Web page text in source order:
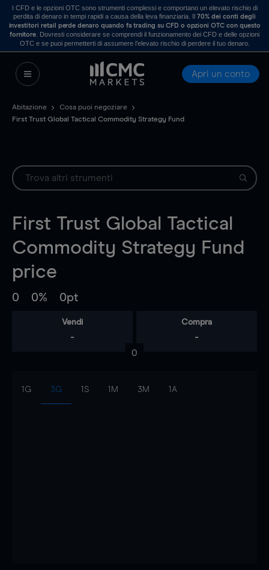
I CFD e le opzioni OTC sono strumenti complessi e comportano un elevato rischio di
perdita di denaro in tempi rapidi a causa della leva finanziaria. Il70% dei conti degli
investitori retail perde denaro quando fa trading su CFD o opzioni OTC con questo
fornitore . Dovresti considerare se comprendi il funzionamento dei CFD e delle opzioni
OTC e se puoi permetterti di assumere l’elevato rischio di perdere il tuo denaro.
Apri un conto
Abitazione
Cosa puoi negoziare
First Trust Global Tactical Commodity Strategy Fund
First Trust Global Tactical
Commodity Strategy Fund
price
0 0% 0pt
Vendi
-
Compra
-
0
1G 3G 1S 1M 3M 1A